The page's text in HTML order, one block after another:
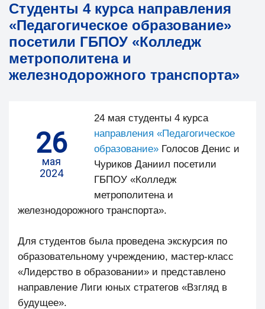
Студенты 4 курса направления
«Педагогическое образование»
посетили ГБПОУ «Колледж
метрополитена и
железнодорожного транспорта»
26
мая
2024
24 мая студенты 4 курса
направления «Педагогическое
образование» Голосов Денис и
Чуриков Даниил посетили
ГБПОУ «Колледж
метрополитена и
железнодорожного транспорта».
Для студентов была проведена экскурсия по
образовательному учреждению, мастер-класс
«Лидерство в образовании» и представлено
направление Лиги юных стратегов «Взгляд в
будущее».